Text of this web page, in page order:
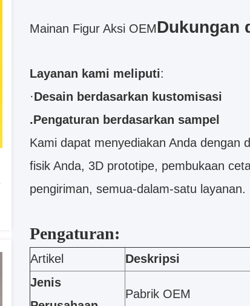
Mainan Figur Aksi OEMDukungan
Layanan kami meliputi:
·Desain berdasarkan kustomisasi
.Pengaturan berdasarkan sampel
Kami dapat menyediakan Anda dengan
fisik Anda, 3D prototipe, pembukaan
pengiriman, semua-dalam-satu layanan.
Pengaturan:
Artikel
Deskripsi
Jenis
Pabrik OEM